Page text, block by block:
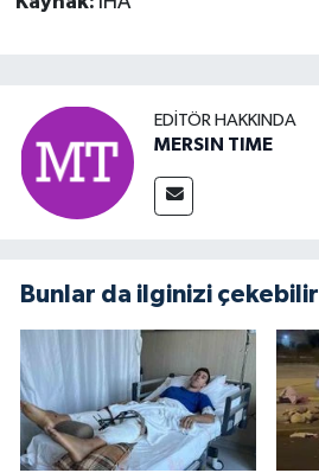
EDITÖR HAKKINDA
MERSIN TIME
Bunlar da ilginizi çekebilir